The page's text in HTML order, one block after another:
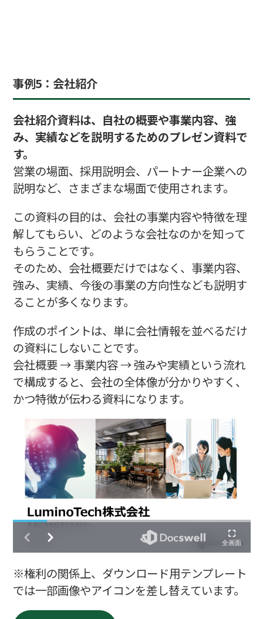
事例5：会社紹介
会社紹介資料は、自社の概要や事業内容、強
み、実績などを説明するためのプレゼン資料で
す。
営業の場面、採用説明会、パートナー企業への
説明など、さまざまな場面で使用されます。
この資料の目的は、会社の事業内容や特徴を理
解してもらい、どのような会社なのかを知って
もらうことです。
そのため、会社概要だけではなく、事業内容、
強み、実績、今後の事業の方向性なども説明す
ることが多くなります。
作成のポイントは、単に会社情報を並べるだけ
の資料にしないことです。
会社概要 → 事業内容 → 強みや実績という流れ
で構成すると、会社の全体像が分かりやすく、
かつ特徴が伝わる資料になります。
※権利の関係上、ダウンロード用テンプレート
では一部画像やアイコンを差し替えています。